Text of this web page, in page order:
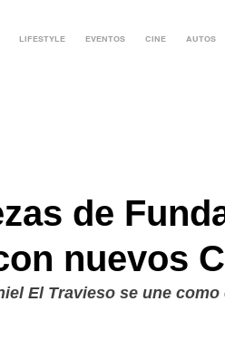
LIFESTYLE EVENTOS CINE AUTOS
de
nuevos
El Travieso se une